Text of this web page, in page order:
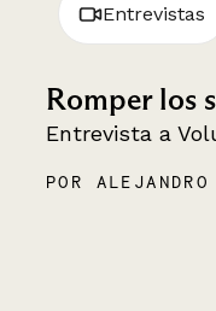
Entrevistas
Romper los
Entrevista a
POR